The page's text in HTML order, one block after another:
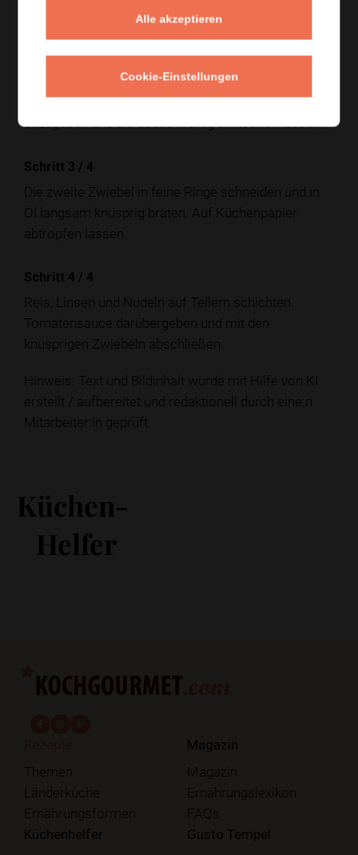
Konsistenz bekommt.
Schritt 2/4
Eine Zwiebel und Knoblauch in Öl anschwitzen.
Tomaten, Kreuzkümmel, Essig, Salz und Pfeffer
dazugeben und die Sauce kräftig einkochen lassen.
Schritt 3 / 4
Die zweite Zwiebel in feine Ringe schneiden und in
Öl langsam knusprig braten. Auf Küchenpapier
abtropfen lassen.
Schritt 4 / 4
Reis, Linsen und Nudeln auf Tellern schichten.
Tomatensauce darübergeben und mit den
knusprigen Zwiebeln abschließen.
Hinweis: Text und Bildinhalt wurde mit Hilfe von KI
erstellt / aufbereitet und redaktionell durch eine:n
Mitarbeiter:in geprüft.
Küchen-
Helfer
Themen
Länderküche
Ernährungsformen
Magazin
Magazin
Ernährungslexikon
FAQs
Küchenhelfer Gusto Tempel
Alle akzeptieren
Cookie-Einstellungen